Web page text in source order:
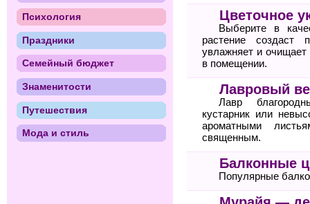
Цветочное
Выберите в
растение создаст
увлажняет и очищает
в помещении.
Лавровый
Лавр
кустарник или
ароматными
священным.
Балконные
Популярные
Психология
Праздники
Семейный бюджет
Знаменитости
Путешествия
Мода и стиль